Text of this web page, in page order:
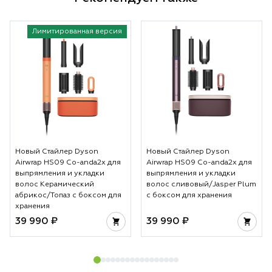
Лимитированная версия
Новый Стайлер Dyson
Airwrap HS09 Co-anda2x для
выпрямления и укладки
волос Керамический
абрикос/Топаз с боксом для
хранения
39 990 ₽
Новый Стайлер Dyson
Airwrap HS09 Co-anda2x для
выпрямления и укладки
волос сливовый/Jasper Plum
с боксом для хранения
39 990 ₽